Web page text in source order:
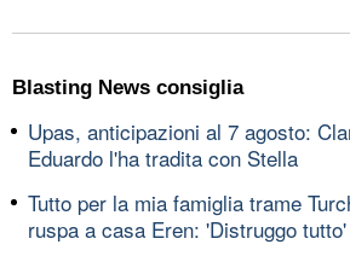
Blasting News consiglia
Upas, anticipazioni al 7 agosto:
Eduardo l'ha tradita con Stella
Tutto per la mia famiglia trame
ruspa a casa Eren: 'Distruggo tutto'